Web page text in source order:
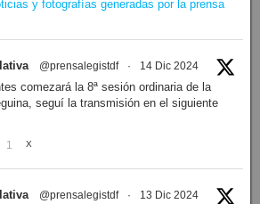
y fotografías generadas por la prensa
@prensalegistdf · 14 Dic 2024
comezará la 8ª sesión ordinaria de la
seguí la transmisión en el siguiente
1 X
@prensalegistdf · 13 Dic 2024